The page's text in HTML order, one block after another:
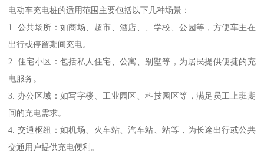
电动车充电桩的适用范围主要包括以下几种场景：
1. 公共场所：如商场、超市、酒店、、学校、公园等，方便车主在
出行或停留期间充电。
2. 住宅小区：包括私人住宅、公寓、别墅等，为居民提供便捷的充
电服务。
3. 办公区域：如写字楼、工业园区、科技园区等，满足员工上班期
间的充电需求。
4. 交通枢纽：如机场、火车站、汽车站、站等，为长途出行或公共
交通用户提供充电便利。